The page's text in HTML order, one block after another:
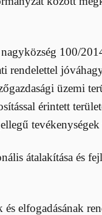
100/
üzemi
érintett
tevékenységek
átalakítása és
és elfogadásának